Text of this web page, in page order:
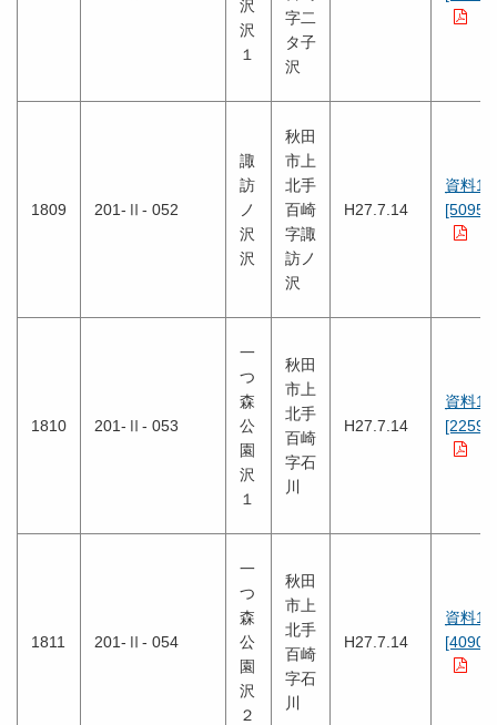
沢
沢
１
字二
タ子
沢
1809 201-Ⅱ- 052
諏
訪
ノ
沢
沢
秋田
市上
北手
百崎
字諏
訪ノ
沢
H27.7.14
資料1
1810 201-Ⅱ- 053
一
つ
森
公
園
沢
１
秋田
市上
北手
百崎
字石
川
H27.7.14
資料1
1811 201-Ⅱ- 054
一
つ
森
公
園
沢
２
秋田
市上
北手
百崎
字石
川
H27.7.14
資料1